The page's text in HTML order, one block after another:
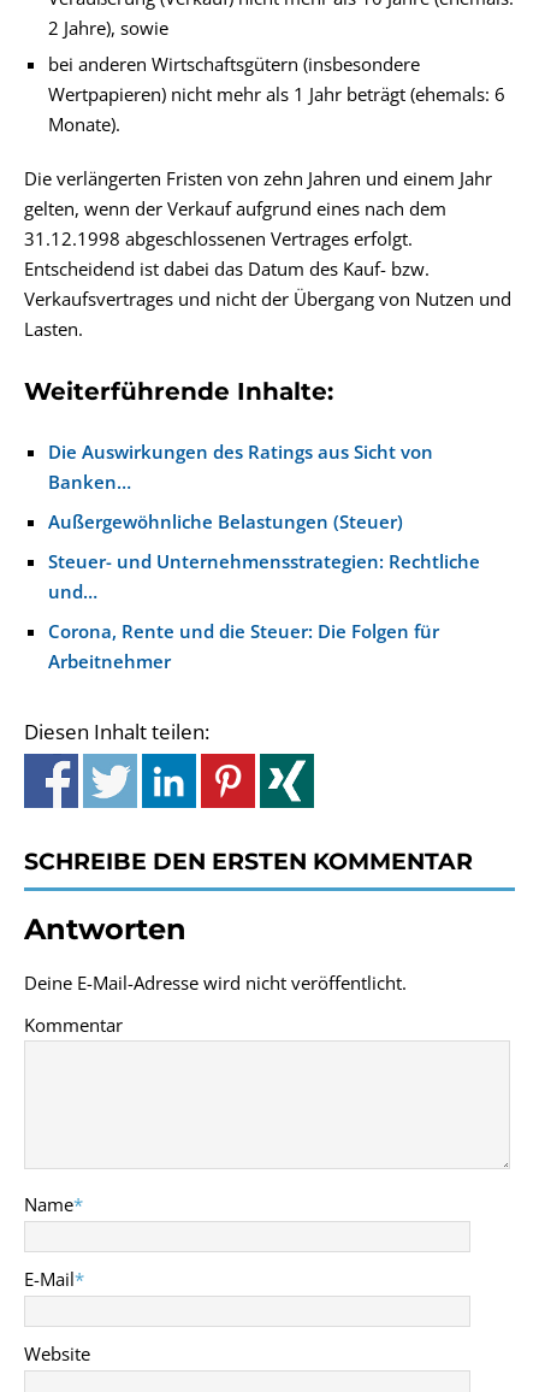
2 Jahre), sowie
bei anderen Wirtschaftsgütern (insbesondere
Wertpapieren) nicht mehr als 1 Jahr beträgt (ehemals: 6
Monate).
Die verlängerten Fristen von zehn Jahren und einem Jahr
gelten, wenn der Verkauf aufgrund eines nach dem
31.12.1998 abgeschlossenen Vertrages erfolgt.
Entscheidend ist dabei das Datum des Kauf- bzw.
Verkaufsvertrages und nicht der Übergang von Nutzen und
Lasten.
Weiterführende Inhalte:
Die Auswirkungen des Ratings aus Sicht von
Banken…
Außergewöhnliche Belastungen (Steuer)
Steuer- und Unternehmensstrategien: Rechtliche
und…
Corona, Rente und die Steuer: Die Folgen für
Arbeitnehmer
Diesen Inhalt teilen:
SCHREIBE DEN ERSTEN KOMMENTAR
Antworten
Deine E-Mail-Adresse wird nicht veröffentlicht.
Kommentar
Name*
E-Mail*
Website